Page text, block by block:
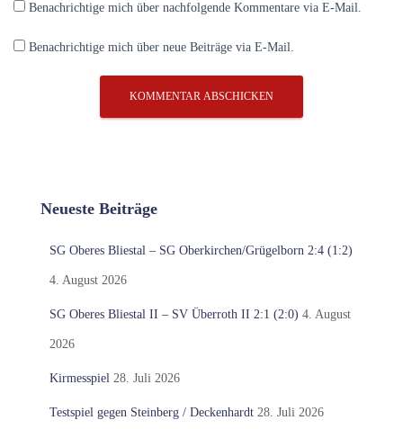
Benachrichtige mich über nachfolgende Kommentare via E-Mail.
Benachrichtige mich über neue Beiträge via E-Mail.
Neueste Beiträge
SG Oberes Bliestal – SG Oberkirchen/Grügelborn 2:4 (1:2)
4. August 2026
SG Oberes Bliestal II – SV Überroth II 2:1 (2:0) 4. August
2026
Kirmesspiel 28. Juli 2026
Testspiel gegen Steinberg / Deckenhardt 28. Juli 2026